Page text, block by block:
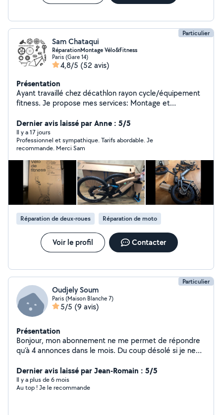
Particulier
Sam Chataqui
RéparationMontage Vélo&Fitness
Paris (Gare 14)
4,8/5 (52 avis)
Présentation
Ayant travaillé chez décathlon rayon cycle/équipement
fitness. Je propose mes services: Montage et
d'appartement/vélo elliptique Réparation
(crevaison)tout type de deux roues : vélo, VAE,
trottinette électrique Changement de chambre à air,
réglage freins/vitesses Remplacement de chambre à
air/pneu sur FATBIKE
Dernier avis laissé par Anne : 5/5
Il y a 17 jours
Professionnel et sympathique. Tarifs abordable. Je
recommande. Merci Sam
Réparation de deux-roues Réparation de moto
Voir le profil Contacter
Particulier
Oudjely Soum
Paris (Maison Blanche 7)
5/5 (9 avis)
Présentation
Bonjour, mon abonnement ne me permet de répondre
qu'à 4 annonces dans le mois. Du coup désolé si je ne
laisser votre contact et je vous rappel.
Dernier avis laissé par Jean-Romain : 5/5
Il y a plus de 6 mois
Au top ! Je le recommande